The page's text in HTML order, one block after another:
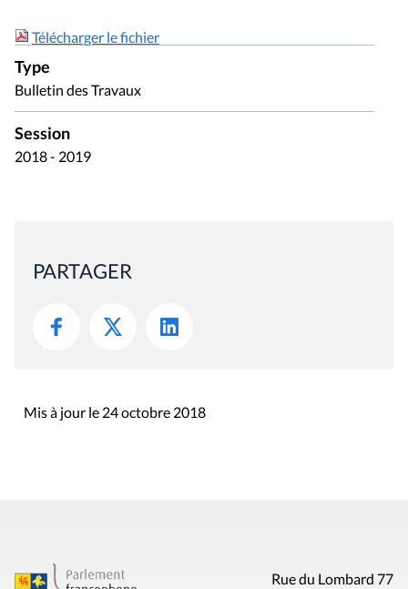
Télécharger le fichier
Type
Bulletin des Travaux
Session
2018 - 2019
PARTAGER
Mis à jour le 24 octobre 2018
Rue du Lombard 77